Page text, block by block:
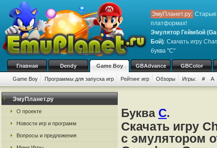
ЭмуПланет.ру: Старые
платформах!
Эмулятор Геймбой
Бой): Скачать игру
буква "C"
Главная Dendy Game Boy GBAdvance GBColor
Game Boy Программы для запуска игр Рейтинг игр Обзоры Игры: # A
ЭмуПланет.ру
О проекте
Новости игр и программ
Вопросы и предложения
Буква C.
Скачать игру
с эмулятором